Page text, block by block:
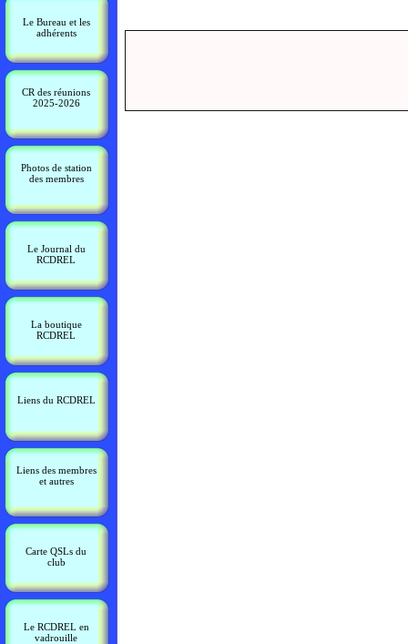
Le Bureau et les
adhérents
CR des réunions
2025-2026
Photos de station
des membres
Le Journal du
RCDREL
La boutique
RCDREL
Liens du RCDREL
Liens des membres
et autres
Carte QSLs du
club
Le RCDREL en
vadrouille